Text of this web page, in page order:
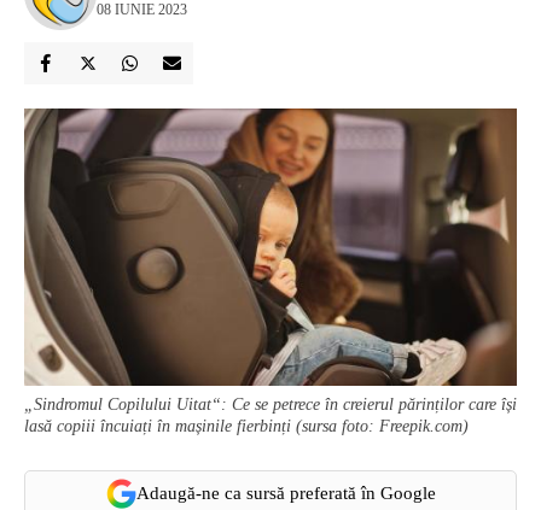
08 IUNIE 2023
„Sindromul Copilului Uitat“: Ce se petrece în creierul părinților care își
lasă copiii încuiați în mașinile fierbinți (sursa foto: Freepik.com)
Adaugă-ne ca sursă preferată în Google